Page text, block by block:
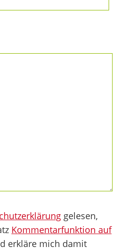
gelesen,
Kommentarfunktion auf
erkläre mich damit